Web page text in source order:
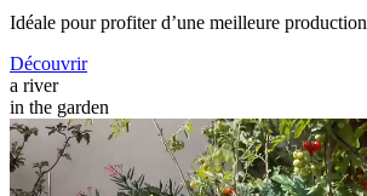
Idéale pour profiter d’une meilleure production
Découvrir
a river
in the garden